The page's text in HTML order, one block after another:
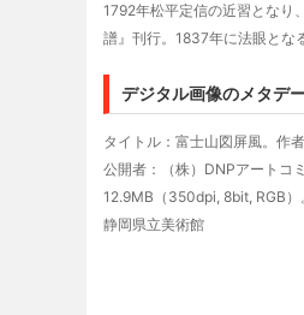
1792年松平定信の近習となり
譜』刊行。1837年に法眼とな
デジタル画像のメタデ
タイトル：富士山図屏風。作
公開者：（株）DNPアートコ
12.9MB（350dpi, 8bit, RGB）
静岡県立美術館